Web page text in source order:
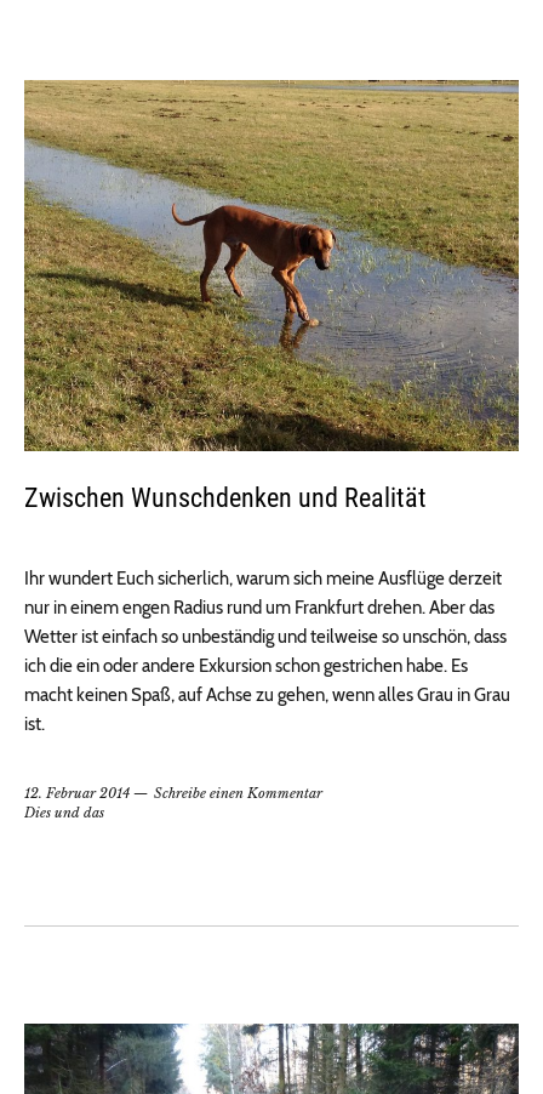
Zwischen Wunschdenken und Realität
Ihr wundert Euch sicherlich, warum sich meine Ausflüge derzeit
nur in einem engen Radius rund um Frankfurt drehen. Aber das
Wetter ist einfach so unbeständig und teilweise so unschön, dass
ich die ein oder andere Exkursion schon gestrichen habe. Es
macht keinen Spaß, auf Achse zu gehen, wenn alles Grau in Grau
ist.
12. Februar 2014
Schreibe einen Kommentar
Dies und das